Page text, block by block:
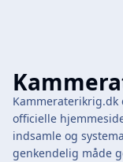
Kammeraterikrig.dk
officielle
indsamle og
genkendelig måde